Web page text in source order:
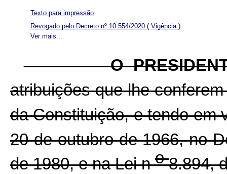
Ver mais...
Texto para impressão
Revogado pelo Decreto nº 10.554/2020 ( Vigência )
O PRESIDENTE
atribuições que lhe
da Constituição, e tendo em
20 de outubro de 1966, no
de 1980, e na Lei no8.894,